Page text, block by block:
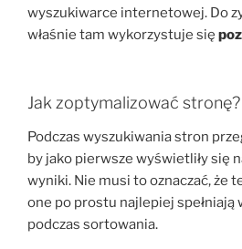
wyszukiwarce internetowej. Do
właśnie tam wykorzystuje się
Jak zoptymalizować stronę?
Podczas wyszukiwania stron
by jako pierwsze wyświetliły się
wyniki. Nie musi to oznaczać, że
one po prostu najlepiej spełniają
podczas sortowania.